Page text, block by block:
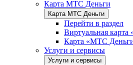
Карта МТС Деньги
Карта МТС Деньги
Перейти в раздел
Виртуальная
Карта «МТС
Услуги и сервисы
Услуги и сервисы